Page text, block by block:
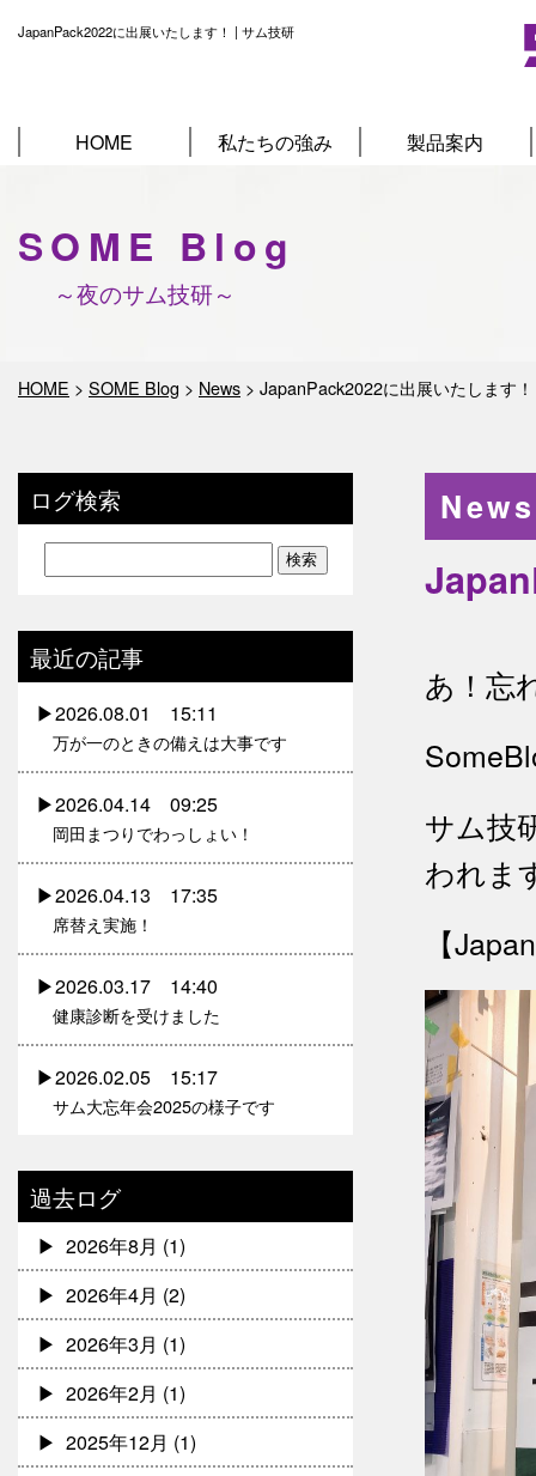
JapanPack2022に出展いたします！ | サム技研
HOME 私たちの強み 製品案内
SOME Blog
～夜のサム技研～
HOME > SOME Blog > News > JapanPack2022に出展いたします！
あ！忘
サム技
われま
【
ログ検索
最近の記事
2026.08.01 15:11
万が一のときの備えは大事です
2026.04.14 09:25
岡田まつりでわっしょい！
2026.04.13 17:35
席替え実施！
2026.03.17 14:40
健康診断を受けました
2026.02.05 15:17
サム大忘年会2025の様子です
過去ログ
2026年8月 (1)
2026年4月 (2)
2026年3月 (1)
2026年2月 (1)
2025年12月 (1)